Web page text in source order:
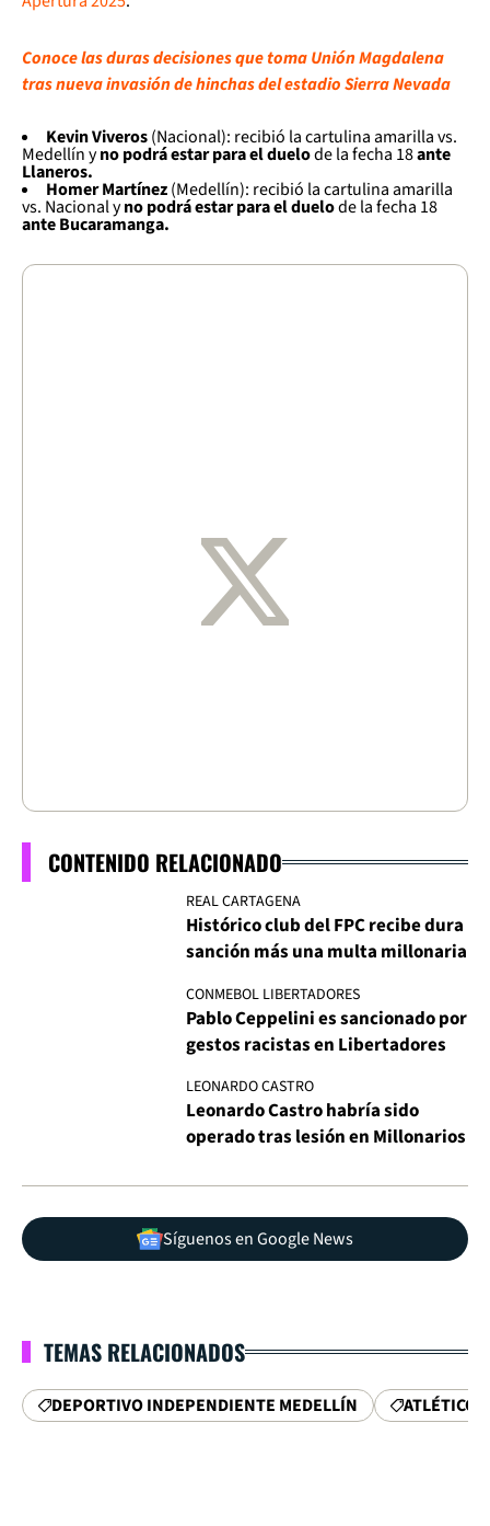
Conoce las duras decisiones que toma Unión Magdalena
tras nueva invasión de hinchas del estadio Sierra Nevada
Kevin Viveros(Nacional): recibió la cartulina amarilla vs.
Medellín yno podrá estar para el duelode la fecha 18ante
Llaneros.
Homer Martínez(Medellín): recibió la cartulina amarilla
vs. Nacional yno podrá estar para el duelode la fecha 18
ante Bucaramanga.
CONTENIDO RELACIONADO
REAL CARTAGENA
Histórico club del FPC recibe dura
sanción más una multa millonaria
CONMEBOL LIBERTADORES
Pablo Ceppelini es sancionado por
gestos racistas en Libertadores
LEONARDO CASTRO
Leonardo Castro habría sido
operado tras lesión en Millonarios
Síguenos en Google News
TEMAS RELACIONADOS
DEPORTIVO INDEPENDIENTE MEDELLÍN ATLÉTICO